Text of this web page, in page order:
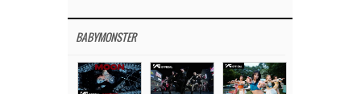
BABYMONSTER